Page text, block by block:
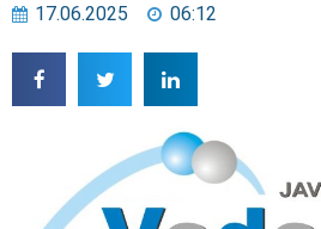
17.06.2025 06:12